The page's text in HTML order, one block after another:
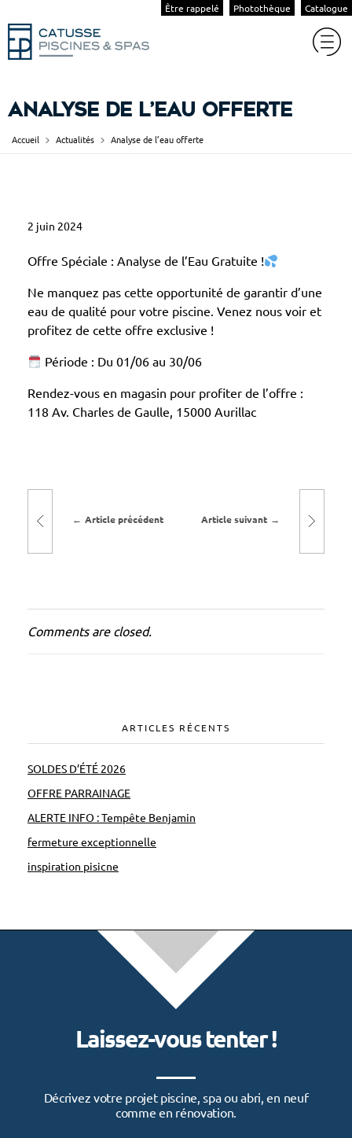
Être rappelé Photothèque Catalogue
Analyse de l’eau offerte
Accueil Actualités Analyse de l’eau offerte
A
a
l
y
s
e
d
e
l
a
o
f
r
t
2 juin 2024
Offre Spéciale : Analyse de l’Eau Gratuite !
Ne manquez pas cette opportunité de garantir d’une
eau de qualité pour votre piscine. Venez nous voir et
profitez de cette offre exclusive !
Période : Du 01/06 au 30/06
Rendez-vous en magasin pour profiter de l’offre :
118 Av. Charles de Gaulle, 15000 Aurillac
Article précédent Article suivant
Comments are closed.
ARTICLES RÉCENTS
SOLDES D’ÉTÉ 2026
OFFRE PARRAINAGE
ALERTE INFO : Tempête Benjamin
fermeture exceptionnelle
inspiration pisicne
Laissez-vous tenter !
Décrivez votre projet piscine, spa ou abri, en neuf
comme en rénovation.